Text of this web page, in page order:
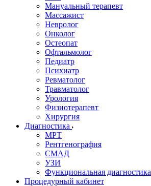
Мануальный терапевт
Массажист
Невролог
Онколог
Остеопат
Офтальмолог
Педиатр
Психиатр
Ревматолог
Травматолог
Урология
Физиотерапевт
Хирургия
Диагностика
МРТ
Рентгенография
СМАД
УЗИ
Функциональная диагностика
Процедурный кабинет